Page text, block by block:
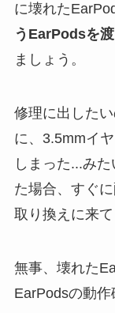
に壊れた
うEarPodsを
ましょう。
修理に出した
に、3.5mmイ
しまった...み
た場合、すぐ
取り換えに来て
無事、壊れた
EarPodsの動作